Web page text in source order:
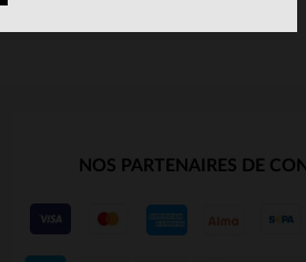
NOS PARTENAIRES DE